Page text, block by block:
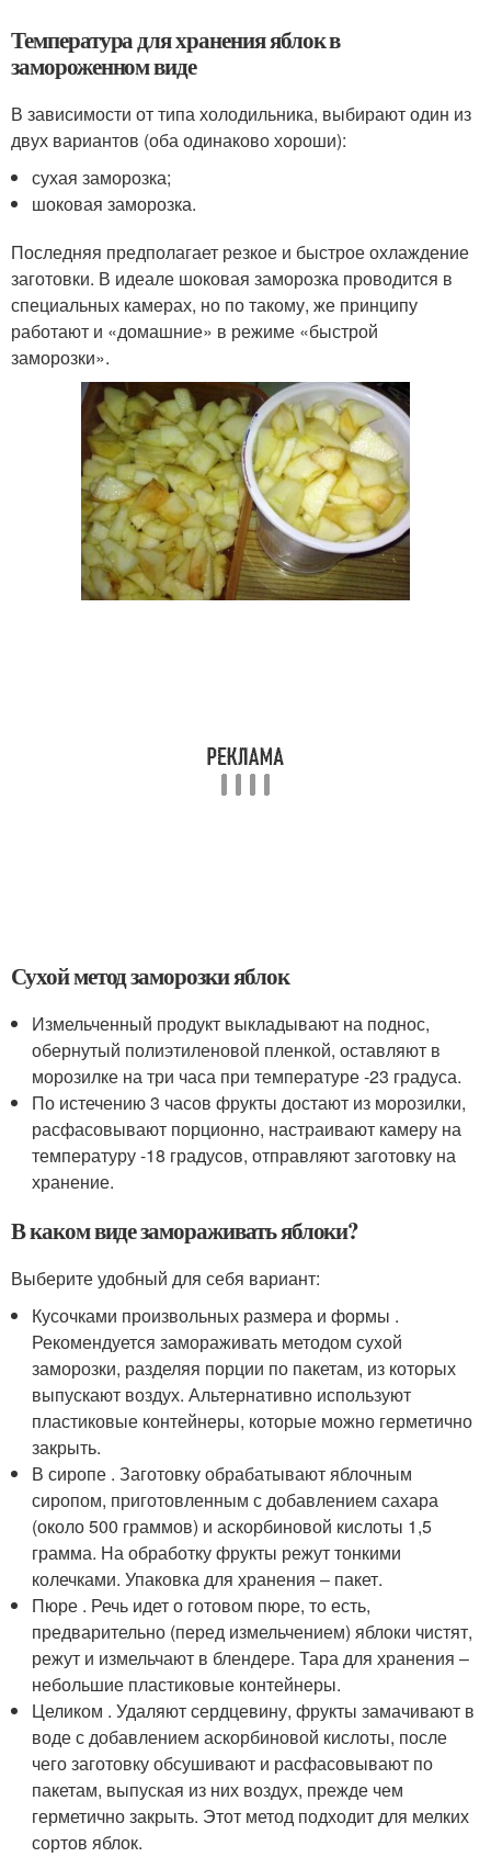
Температура для хранения яблок в
замороженном виде
В зависимости от типа холодильника, выбирают один из
двух вариантов (оба одинаково хороши):
сухая заморозка;
шоковая заморозка.
Последняя предполагает резкое и быстрое охлаждение
заготовки. В идеале шоковая заморозка проводится в
специальных камерах, но по такому, же принципу
работают и «домашние» в режиме «быстрой
заморозки».
Сухой метод заморозки яблок
Измельченный продукт выкладывают на поднос,
обернутый полиэтиленовой пленкой, оставляют в
морозилке на три часа при температуре -23 градуса.
По истечению 3 часов фрукты достают из морозилки,
расфасовывают порционно, настраивают камеру на
температуру -18 градусов, отправляют заготовку на
хранение.
В каком виде замораживать яблоки?
Выберите удобный для себя вариант:
Кусочками произвольных размера и формы .
Рекомендуется замораживать методом сухой
заморозки, разделяя порции по пакетам, из которых
выпускают воздух. Альтернативно используют
пластиковые контейнеры, которые можно герметично
закрыть.
В сиропе . Заготовку обрабатывают яблочным
сиропом, приготовленным с добавлением сахара
(около 500 граммов) и аскорбиновой кислоты 1,5
грамма. На обработку фрукты режут тонкими
колечками. Упаковка для хранения – пакет.
Пюре . Речь идет о готовом пюре, то есть,
предварительно (перед измельчением) яблоки чистят,
режут и измельчают в блендере. Тара для хранения –
небольшие пластиковые контейнеры.
Целиком . Удаляют сердцевину, фрукты замачивают в
воде с добавлением аскорбиновой кислоты, после
чего заготовку обсушивают и расфасовывают по
пакетам, выпуская из них воздух, прежде чем
герметично закрыть. Этот метод подходит для мелких
сортов яблок.